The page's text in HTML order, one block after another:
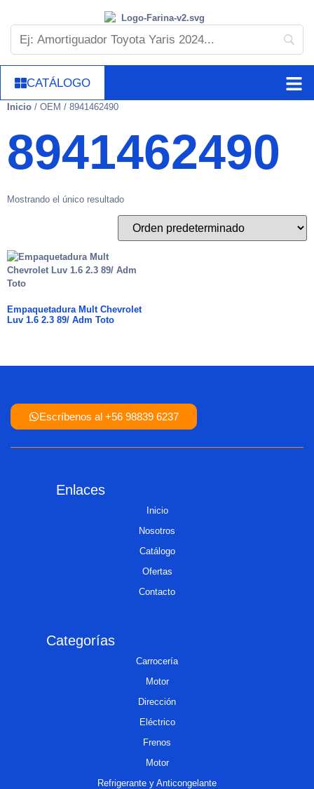
CATÁLOGO
Inicio / OEM / 8941462490
8941462490
Mostrando el único resultado
Empaquetadura Mult Chevrolet
Luv 1.6 2.3 89/ Adm Toto
Escríbenos al +56 98839 6237
Enlaces
Inicio
Nosotros
Catálogo
Ofertas
Contacto
Categorías
Carrocería
Motor
Dirección
Eléctrico
Frenos
Motor
Refrigerante y Anticongelante